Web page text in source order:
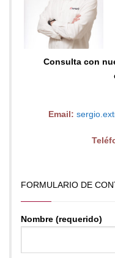
Consulta con
Email:
FORMULARIO DE
Nombre (requerido)